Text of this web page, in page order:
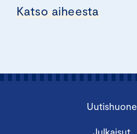
Katso aiheesta
Uutishuone
Julkaisut